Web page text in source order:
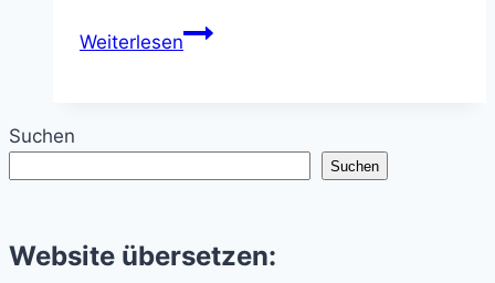
WeiterlesenDas
SS
Cotopaxi
(1925)
Suchen
Suchen
Website übersetzen: